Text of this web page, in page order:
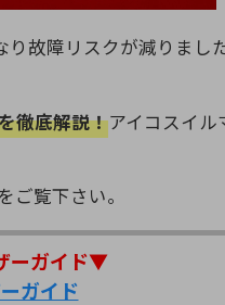
り故障リスクが減りまし
徹底解説！アイコスイル
ご覧下さい。
ーガイド▼
ガイド